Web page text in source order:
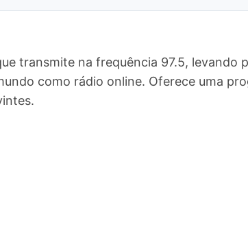
transmite na frequência 97.5, levando
como rádio online. Oferece uma